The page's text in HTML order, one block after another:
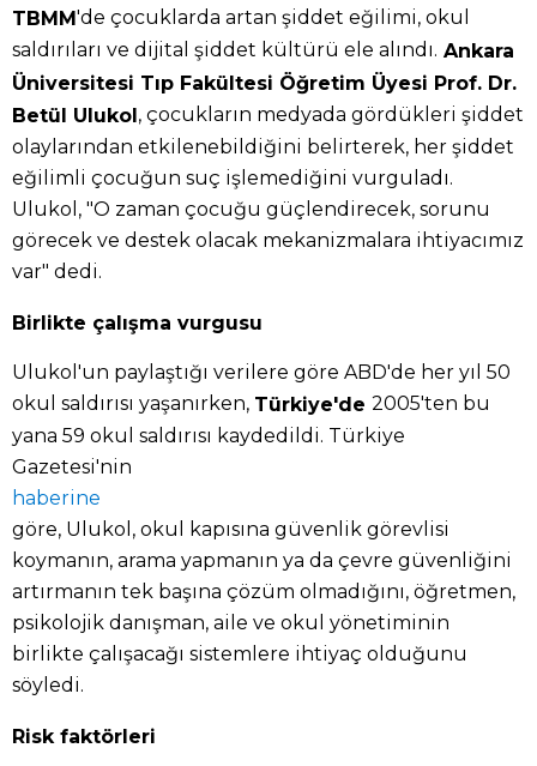
TBMM 'de çocuklarda artan şiddet eğilimi, okul
saldırıları ve dijital şiddet kültürü ele alındı. Ankara
Üniversitesi Tıp Fakültesi Öğretim Üyesi Prof. Dr.
Betül Ulukol, çocukların medyada gördükleri şiddet
olaylarından etkilenebildiğini belirterek, her şiddet
eğilimli çocuğun suç işlemediğini vurguladı.
Ulukol, "O zaman çocuğu güçlendirecek, sorunu
görecek ve destek olacak mekanizmalara ihtiyacımız
var" dedi.
Birlikte çalışma vurgusu
Ulukol'un paylaştığı verilere göre ABD'de her yıl 50
okul saldırısı yaşanırken, Türkiye'de 2005'ten bu
yana 59 okul saldırısı kaydedildi. Türkiye
Gazetesi'nin
haberine
göre, Ulukol, okul kapısına güvenlik görevlisi
koymanın, arama yapmanın ya da çevre güvenliğini
artırmanın tek başına çözüm olmadığını, öğretmen,
psikolojik danışman, aile ve okul yönetiminin
birlikte çalışacağı sistemlere ihtiyaç olduğunu
söyledi.
Risk faktörleri